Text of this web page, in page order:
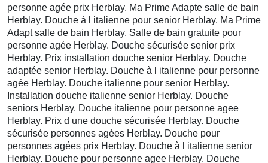
personne agée prix Herblay. Ma Prime Adapte salle de bain
Herblay. Douche à l italienne pour senior Herblay. Ma Prime
Adapt salle de bain Herblay. Salle de bain gratuite pour
personne agée Herblay. Douche sécurisée senior prix
Herblay. Prix installation douche senior Herblay. Douche
adaptée senior Herblay. Douche à l italienne pour personne
agée Herblay. Douche italienne pour senior Herblay.
Installation douche italienne senior Herblay. Douche
seniors Herblay. Douche italienne pour personne agee
Herblay. Prix d une douche sécurisée Herblay. Douche
sécurisée personnes agées Herblay. Douche pour
personnes agées prix Herblay. Douche à l italienne senior
Herblay. Douche pour personne agee Herblay. Douche